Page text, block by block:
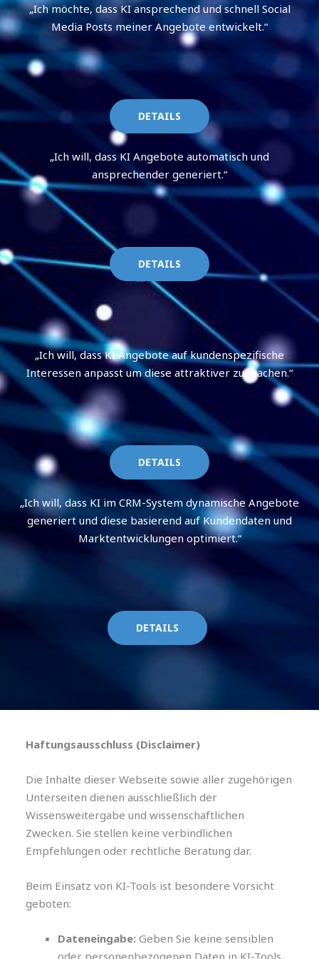
„Ich möchte, dass KI ansprechend und schnell Social
Media Posts meiner Angebote entwickelt.“
DETAILS
„Ich will, dass KI Angebote automatisch und
ansprechender generiert.“
DETAILS
„Ich will, dass KI Angebote auf kundenspezifische
Interessen anpasst um diese attraktiver zu machen.“
DETAILS
„Ich will, dass KI im CRM-System dynamische Angebote
generiert und diese basierend auf Kundendaten und
Marktentwicklungen optimiert.“
DETAILS
Haftungsausschluss (Disclaimer)
Die Inhalte dieser Webseite sowie aller zugehörigen
Unterseiten dienen ausschließlich der
Wissensweitergabe und wissenschaftlichen
Zwecken. Sie stellen keine verbindlichen
Empfehlungen oder rechtliche Beratung dar.
Beim Einsatz von KI-Tools ist besondere Vorsicht
geboten:
Dateneingabe: Geben Sie keine sensiblen
oder personenbezogenen Daten in KI-Tools